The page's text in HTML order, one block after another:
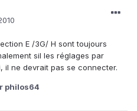
E /3G/ H sont toujours
sil les réglages par
il ne devrait pas se connecter.
philos64